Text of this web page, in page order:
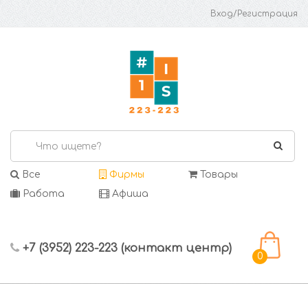
Вход/Регистрация
Все Фирмы
Товары
Работа
Афиша
+7 (3952) 223-223 (контакт центр)
0